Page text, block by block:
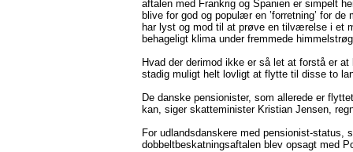
aftalen med Frankrig og Spanien er simpelt
blive for god og populær en ’forretning’ for de
har lyst og mod til at prøve en tilværelse i et
behageligt klima under fremmede
Hvad der derimod ikke er så let at forstå er
stadig muligt helt lovligt at flytte til disse to
De danske pensionister, som allerede er
kan, siger skatteminister Kristian Jensen,
For udlandsdanskere med pensionist-
dobbeltbeskatningsaftalen blev opsagt med